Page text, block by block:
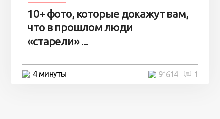
10+ фото, которые докажут вам,
что в прошлом люди
«старели» ...
4 минуты 1
91614